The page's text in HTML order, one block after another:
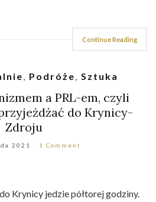
Continue Reading
Podróże Sztuka
a PRL-em, czyli
do Krynicy-
Zdroju
2021 1 Comment
Krynicy jedzie półtorej godziny.